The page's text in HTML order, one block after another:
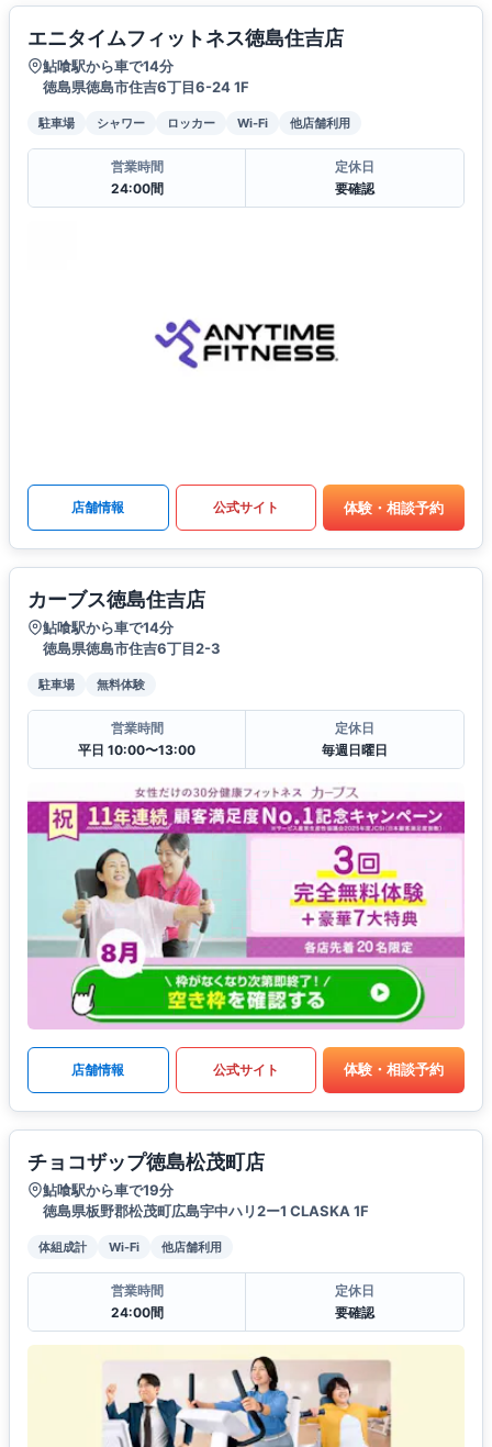
エニタイムフィットネス徳島住吉店
鮎喰駅から車で14分
徳島県徳島市住吉6丁目6-24 1F
駐車場 シャワー ロッカー Wi-Fi 他店舗利用
営業時間
24:00間
定休日
要確認
店舗情報 公式サイト 体験・相談予約
カーブス徳島住吉店
鮎喰駅から車で14分
徳島県徳島市住吉6丁目2-3
駐車場 無料体験
営業時間
平日 10:00〜13:00
定休日
毎週日曜日
店舗情報 公式サイト 体験・相談予約
チョコザップ徳島松茂町店
鮎喰駅から車で19分
徳島県板野郡松茂町広島宇中ハリ2ー1 CLASKA 1F
体組成計 Wi-Fi 他店舗利用
営業時間
24:00間
定休日
要確認